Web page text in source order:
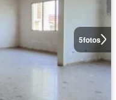
5fotos